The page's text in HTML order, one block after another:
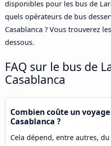
disponibles pour les bus de
quels opérateurs de bus
Casablanca ? Vous trouverez
dessous.
FAQ sur le bus de
Casablanca
Combien coûte un
Casablanca ?
Cela dépend, entre autres,